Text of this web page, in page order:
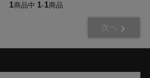
1商品中 1-1商品
次へ